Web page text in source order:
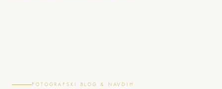
FOTOGRAFSKI BLOG & NAVDIH